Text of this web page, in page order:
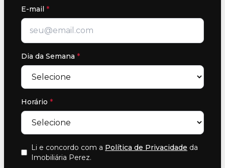
E-mail *
Dia da Semana *
Horário *
Li e concordo com a Política de Privacidade da
Imobiliária Perez.